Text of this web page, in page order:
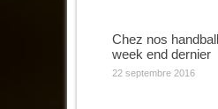
Chez nos
week end dernier
22 septembre 2016